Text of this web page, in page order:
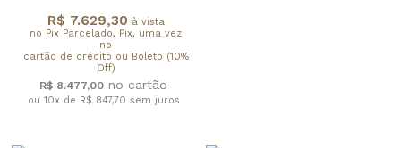
R$ 7.629,30 à vista
no Pix Parcelado, Pix, uma vez
no
cartão de crédito ou Boleto (10%
Off)
R$ 8.477,00
ou 10x de R$ 847,70 sem juros